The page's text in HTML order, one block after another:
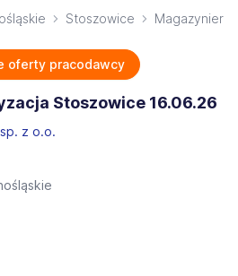
Stoszowice Magazynier
oferty pracodawcy
Stoszowice 16.06.26
z o.o.